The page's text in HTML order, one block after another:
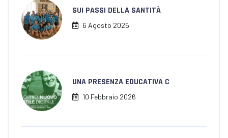
SUI PASSI DELLA SANTITÀ
6 Agosto 2026
UNA PRESENZA EDUCATIVA C
10 Febbraio 2026